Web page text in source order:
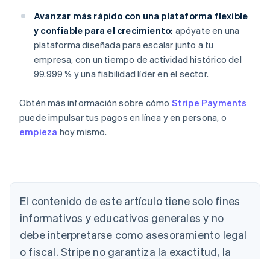
Avanzar más rápido con una plataforma flexible
y confiable para el crecimiento: apóyate en una
plataforma diseñada para escalar junto a tu
empresa, con un tiempo de actividad histórico del
99.999 % y una fiabilidad líder en el sector.
Obtén más información sobre cómo Stripe Payments
puede impulsar tus pagos en línea y en persona, o
empieza hoy mismo.
El contenido de este artículo tiene solo fines
informativos y educativos generales y no
debe interpretarse como asesoramiento legal
o fiscal. Stripe no garantiza la exactitud, la
DeutschEnglish
English
Austria
DeutschEnglish